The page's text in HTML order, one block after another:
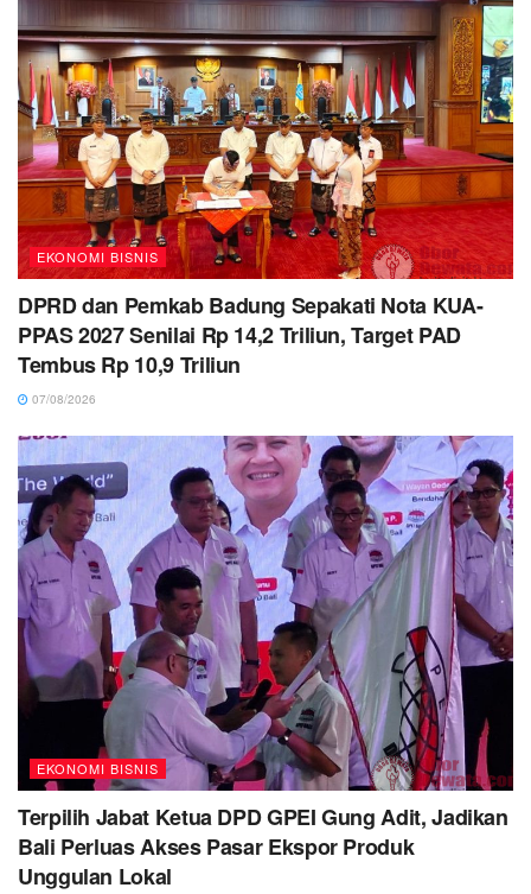
EKONOMI BISNIS
DPRD dan Pemkab Badung Sepakati Nota KUA-
PPAS 2027 Senilai Rp 14,2 Triliun, Target PAD
Tembus Rp 10,9 Triliun
07/08/2026
EKONOMI BISNIS
Terpilih Jabat Ketua DPD GPEI Gung Adit, Jadikan
Bali Perluas Akses Pasar Ekspor Produk
Unggulan Lokal